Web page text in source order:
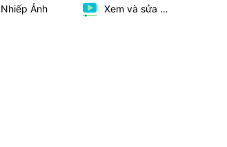
Nhiếp Ảnh Xem và sửa video